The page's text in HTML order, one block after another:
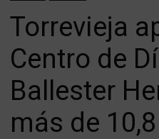
Torrevieja
Centro de
Ballester
más de